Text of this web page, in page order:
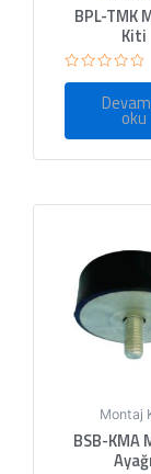
BPL-TMK
Kiti
5
üzerinden
aldı
oku
Montaj
BSB-KMA
Ayağı